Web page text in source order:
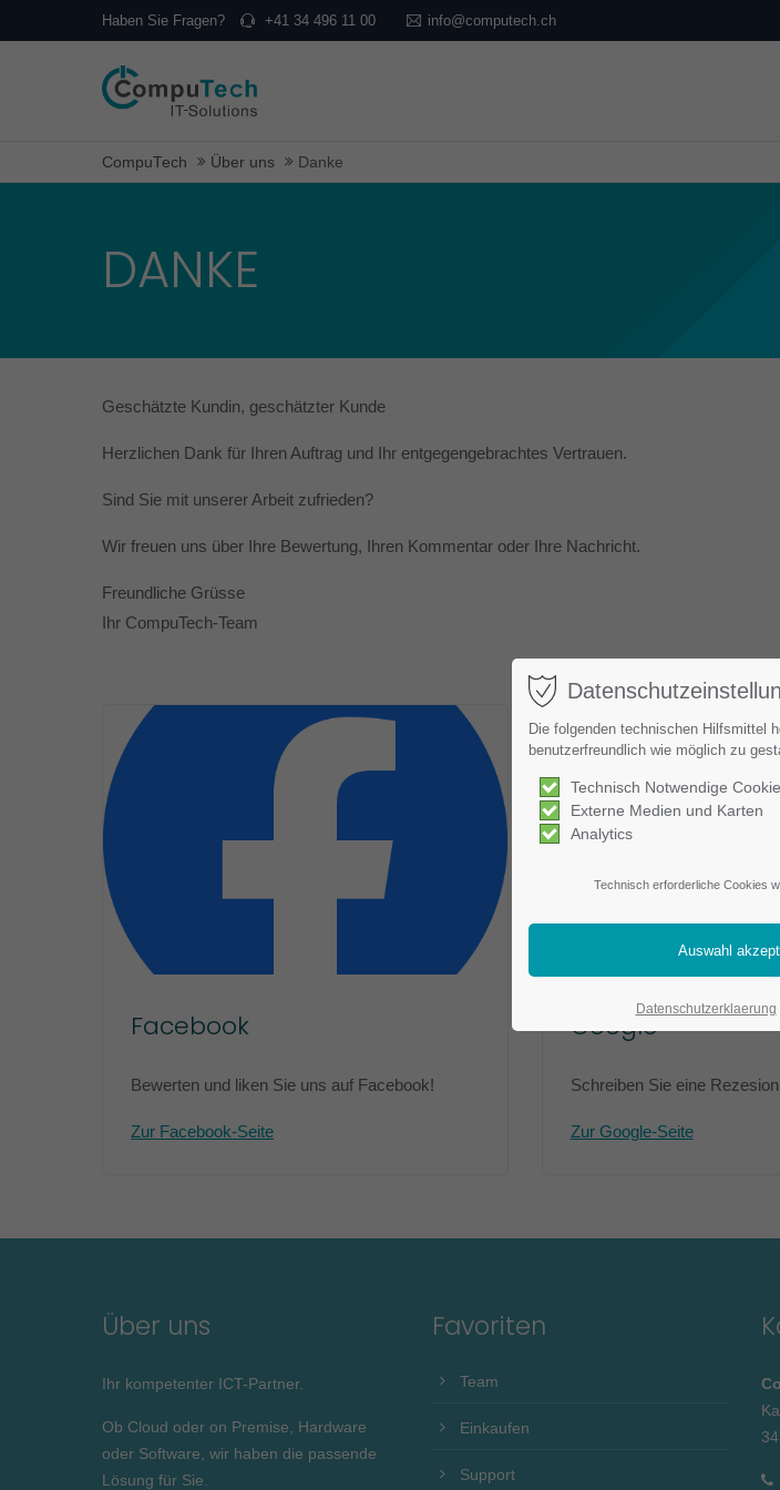
Haben Sie Fragen? +41 34 496 11 00 info@computech.ch
CompuTech Über uns Danke
DANKE
Geschätzte Kundin, geschätzter Kunde
Herzlichen Dank für Ihren Auftrag und Ihr entgegengebrachtes Vertrauen.
Sind Sie mit unserer Arbeit zufrieden?
Wir freuen uns über Ihre Bewertung, Ihren Kommentar oder Ihre Nachricht.
Freundliche Grüsse
Ihr CompuTech-Team
Facebook
Bewerten und liken Sie uns auf Facebook!
Zur Facebook-Seite
Google
Schreiben Sie eine
Zur Google-Seite
Über uns
Ihr kompetenter ICT-Partner.
Ob Cloud oder on Premise, Hardware
oder Software, wir haben die passende
Lösung für Sie.
Favoriten
Team
Einkaufen
Support
Die folgenden technischen Hilfsmittel
benutzerfreundlich wie möglich zu
Technisch Notwendige
Externe Medien und Karten
Analytics
Technisch erforderliche Cookies
Datenschutzerklaerung